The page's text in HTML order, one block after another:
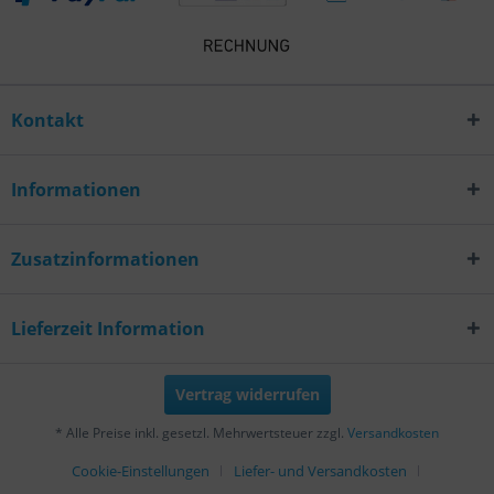
Kontakt
Informationen
Zusatzinformationen
Lieferzeit Information
Vertrag widerrufen
* Alle Preise inkl. gesetzl. Mehrwertsteuer zzgl. Versandkosten
Cookie-Einstellungen Liefer- und Versandkosten